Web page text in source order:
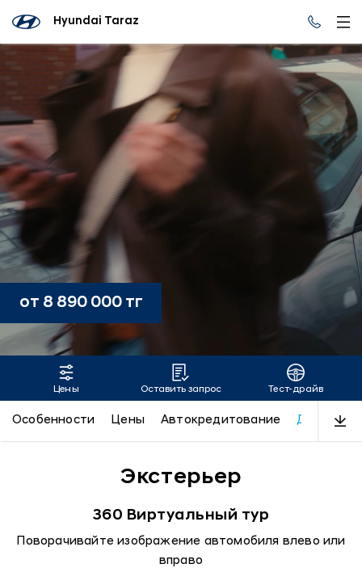
Hyundai Taraz
ELANTRA
от 8 890 000 тг
Цены Оставить запрос Тест-драйв
Особенности Цены Автокредитование Дизайн
Экстерьер
360 Виртуальный тур
Поворачивайте изображение автомобиля влево или
вправо